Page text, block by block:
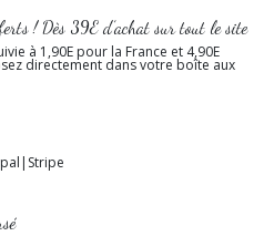
! Dès 39E d’achat sur tout le site
à 1,90E pour la France et 4,90E
directement dans votre boîte aux